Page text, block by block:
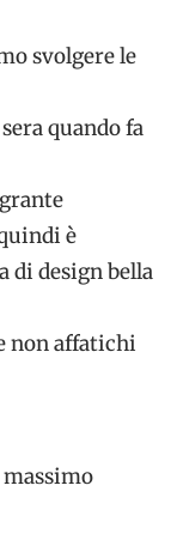
svolgere le
quando fa
è
di design bella
non affatichi